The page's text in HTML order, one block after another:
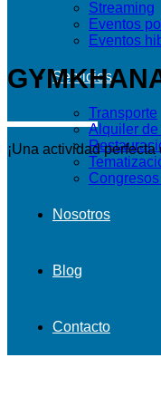
Streaming
Eventos
Eventos
Servicios
Transporte
Alquiler
Nosotros
Blog
Contacto
¡Una actividad